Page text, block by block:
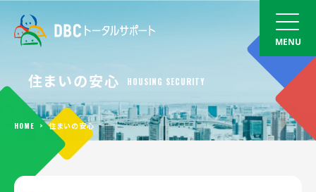
住まいの安心 HOUSING SECURITY
HOME > 住まいの安心